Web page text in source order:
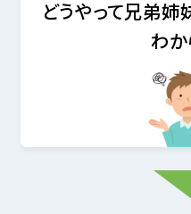
どうやって兄弟
わか